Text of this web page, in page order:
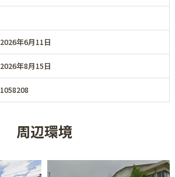
2026年6月11日
2026年8月15日
1058208
周辺環境